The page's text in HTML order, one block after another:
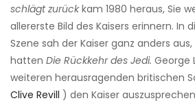
schlägt zurückkam 1980 heraus, Sie
allererste Bild des Kaisers erinnern. In
Szene sah der Kaiser ganz anders
hatten Die Rückkehr des Jedi. George
weiteren herausragenden britischen
Clive Revill ) den Kaiser auszusprechen